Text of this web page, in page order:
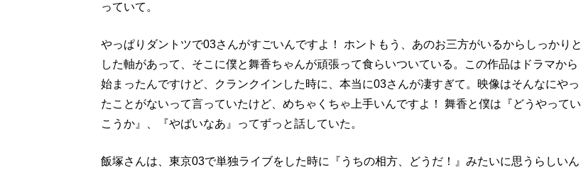
っていて。
やっぱりダントツで03さんがすごいんですよ！ ホントもう、あのお三方がいるからしっかりと
した軸があって、そこに僕と舞香ちゃんが頑張って食らいついている。この作品はドラマから
始まったんですけど、クランクインした時に、本当に03さんが凄すぎて。映像はそんなにやっ
たことがないって言っていたけど、めちゃくちゃ上手いんですよ！ 舞香と僕は『どうやってい
こうか』、『やばいなあ』ってずっと話していた。
飯塚さんは、東京03で単独ライブをした時に『うちの相方、どうだ！』みたいに思うらしいん